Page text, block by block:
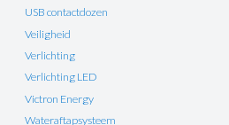
USB contactdozen
Veiligheid
Verlichting
Verlichting LED
Victron Energy
Wateraftapsysteem